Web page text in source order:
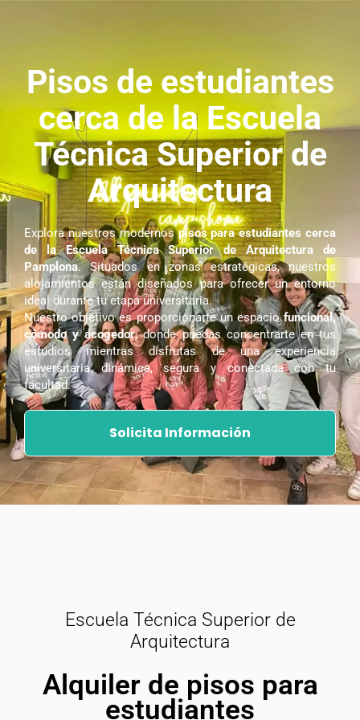
Pisos de estudiantes
cerca de la Escuela
Técnica Superior de
Arquitectura
Explora nuestros modernospisos para estudiantes cerca
de la Escuela Técnica Superior de Arquitectura de
Pamplona. Situados en zonas estratégicas, nuestros
alojamientos están diseñados para ofrecer un entorno
ideal durante tu etapa universitaria.
Nuestro objetivo es proporcionarte un espaciofuncional,
cómodo y acogedor, donde puedas concentrarte en tus
estudios mientras disfrutas de una experiencia
universitaria dinámica, segura y conectada con tu
facultad.
Solicita Información
Escuela Técnica Superior de
Arquitectura
Alquiler de pisos para
estudiantes